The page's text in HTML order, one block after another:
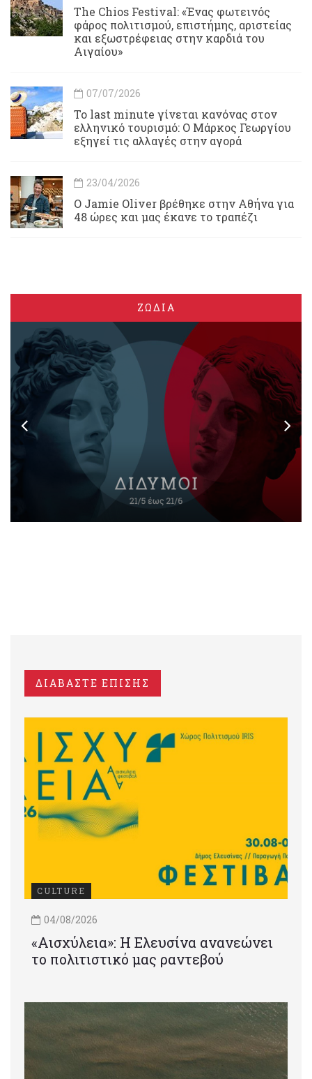
Τhe Chios Festival: «Ένας φωτεινός
φάρος πολιτισμού, επιστήμης, αριστείας
και εξωστρέφειας στην καρδιά του
Αιγαίου»
07/07/2026
Το last minute γίνεται κανόνας στον
ελληνικό τουρισμό: Ο Μάρκος Γεωργίου
εξηγεί τις αλλαγές στην αγορά
23/04/2026
Ο Jamie Oliver βρέθηκε στην Αθήνα για
48 ώρες και μας έκανε το τραπέζι
ΖΩΔΙΑ
ΔΙΑΒΑΣΤΕ ΕΠΙΣΗΣ
CULTURE
04/08/2026
«Αισχύλεια»: Η Ελευσίνα ανανεώνει
το πολιτιστικό μας ραντεβού